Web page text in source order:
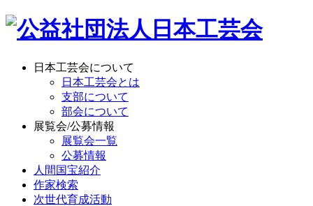
日本工芸会について
日本工芸会とは
支部について
部会について
展覧会/公募情報
展覧会一覧
公募情報
人間国宝紹介
作家検索
次世代育成活動